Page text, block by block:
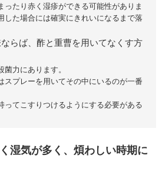
ったり赤く湿疹ができる可能性がありま
した場合には確実にきれいになるまで落
らば、酢と重曹を用いてなくす方
力にあります。
スプレーを用いてその中にいるのが一番
ってこすりつけるようにする必要がある
湿気が多く、煩わしい時期に